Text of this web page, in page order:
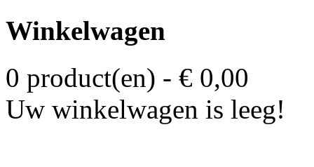
Winkelwagen
0 product(en) - € 0,00
Uw winkelwagen is leeg!